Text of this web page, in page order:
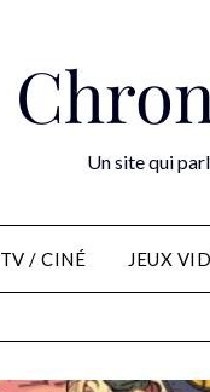
Un site qui
TV / CINÉ JEUX